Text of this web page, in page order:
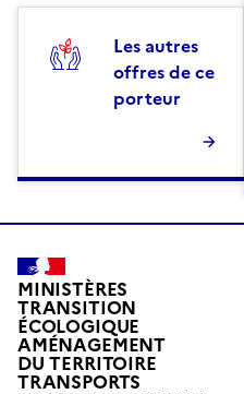
Les autres
offres de ce
porteur
MINISTÈRES
TRANSITION
ÉCOLOGIQUE
AMÉNAGEMENT
DU TERRITOIRE
TRANSPORTS